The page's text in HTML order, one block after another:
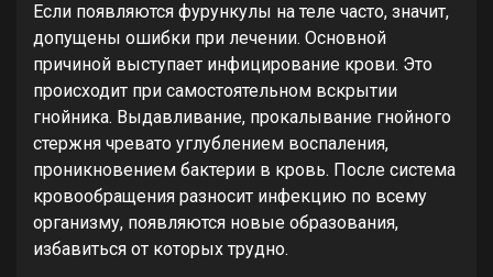
Если появляются фурункулы на теле часто, значит,
допущены ошибки при лечении. Основной
причиной выступает инфицирование крови. Это
происходит при самостоятельном вскрытии
гнойника. Выдавливание, прокалывание гнойного
стержня чревато углублением воспаления,
проникновением бактерии в кровь. После система
кровообращения разносит инфекцию по всему
организму, появляются новые образования,
избавиться от которых трудно.